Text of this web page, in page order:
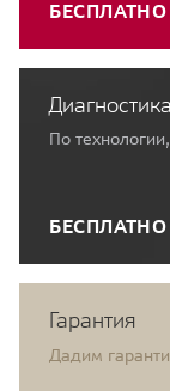
БЕСПЛАТНО
Диагностика
По
БЕСПЛАТНО
Гарантия
Дадим